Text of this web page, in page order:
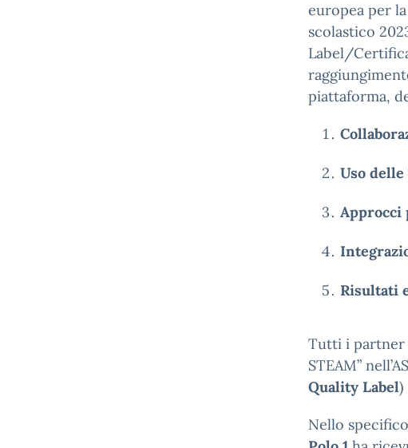
europea per
scolastico
Label/
piattaforma,
Uso delle
Approcci
Risultati
Tutti i partner
STEAM”
Quality Label)
Nello